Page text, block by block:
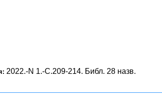
2022.-N 1.-С.209-214. Библ. 28 назв.